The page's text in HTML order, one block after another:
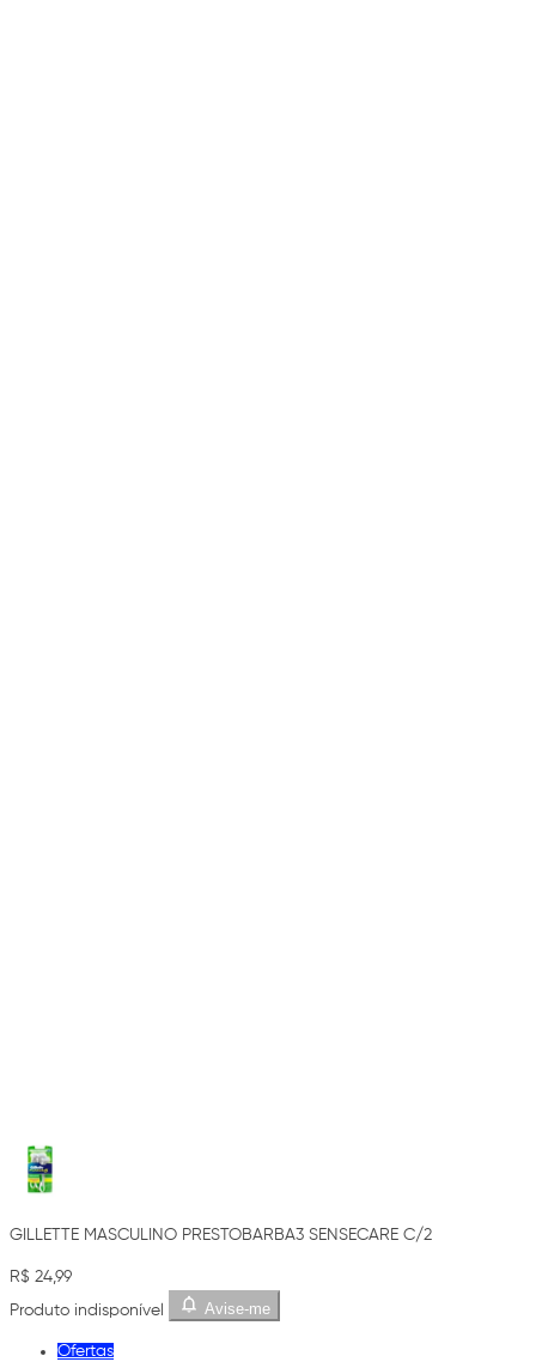
GILLETTE MASCULINO PRESTOBARBA3 SENSECARE C/2
R$ 24,99
Produto indisponível
Avise-me
Ofertas